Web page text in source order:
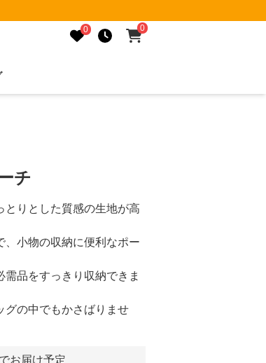
0 0
チ
とりとした質感の生地が高
、小物の収納に便利なポー
品をすっきり収納できま
グの中でもかさばりませ
お届け予定